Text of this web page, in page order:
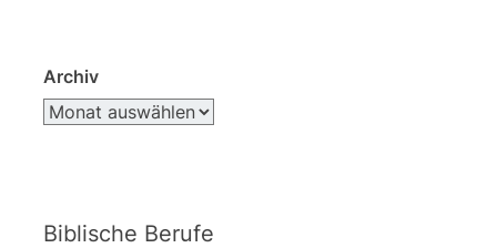
Archiv
Biblische Berufe